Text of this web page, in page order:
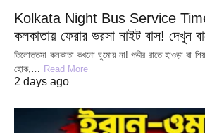
Kolkata Night Bus Service
কলকাতায় ফেরার ভরসা নাইট বাস! দেখুন
তিলোত্তমা কলকাতা কখনো ঘুমোয় না! গভীর রাতে হাওড়া বা
হোক,…
Read More
2 days ago